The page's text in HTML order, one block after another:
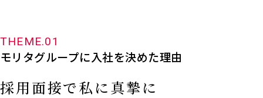
THEME.01
モリタグループに入社を決めた理由
採用面接で私に真摯に